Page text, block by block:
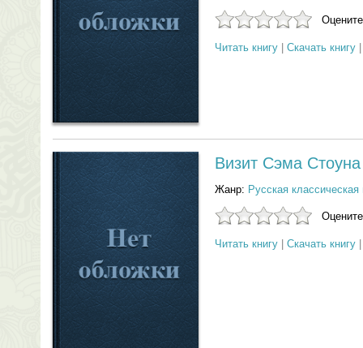
Читать книгу Скачать книгу
Визит Сэма Стоуна
Жанр: Русская классическая
Читать книгу Скачать книгу